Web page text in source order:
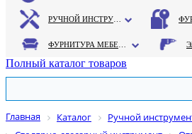
Полный каталог товаров
Главная Каталог
Ручной